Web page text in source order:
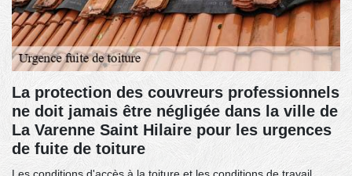
La protection des couvreurs professionnels
ne doit jamais être négligée dans la ville de
La Varenne Saint Hilaire pour les urgences
de fuite de toiture
Les conditions d'accès à la toiture et les conditions de travail